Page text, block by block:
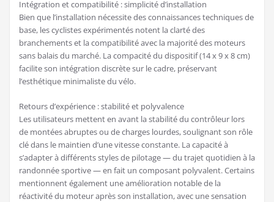
Intégration et compatibilité : simplicité d’installation
Bien que l’installation nécessite des connaissances techniques de
base, les cyclistes expérimentés notent la clarté des
branchements et la compatibilité avec la majorité des moteurs
sans balais du marché. La compacité du dispositif (14 x 9 x 8 cm)
facilite son intégration discrète sur le cadre, préservant
l’esthétique minimaliste du vélo.
Retours d’expérience : stabilité et polyvalence
Les utilisateurs mettent en avant la stabilité du contrôleur lors
de montées abruptes ou de charges lourdes, soulignant son rôle
clé dans le maintien d’une vitesse constante. La capacité à
s’adapter à différents styles de pilotage — du trajet quotidien à la
randonnée sportive — en fait un composant polyvalent. Certains
mentionnent également une amélioration notable de la
réactivité du moteur après son installation, avec une sensation